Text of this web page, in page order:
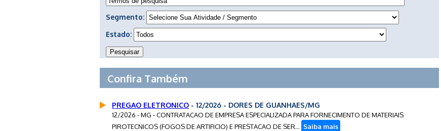
Segmento:
Estado:
Confira Também
PREGAO ELETRONICO - 12/2026 - DORES DE GUANHAES/MG
12/2026 - MG - CONTRATACAO DE EMPRESA ESPECIALIZADA PARA FORNECIMENTO DE MATERIAIS
PIROTECNICOS (FOGOS DE ARTIFICIO) E PRESTACAO DE SER... Saiba mais